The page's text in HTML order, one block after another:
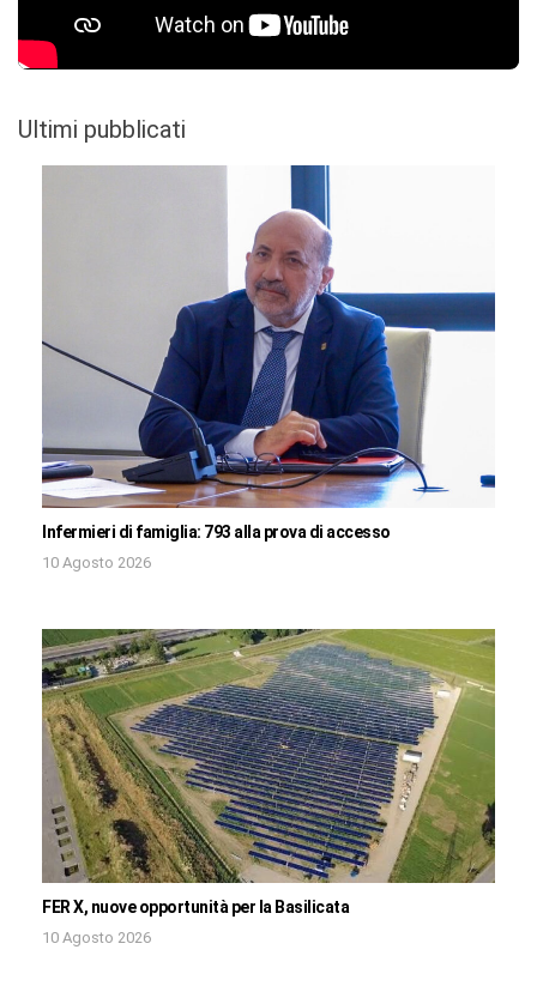
Ultimi pubblicati
Infermieri di famiglia: 793 alla prova di accesso
10 Agosto 2026
FER X, nuove opportunità per la Basilicata
10 Agosto 2026